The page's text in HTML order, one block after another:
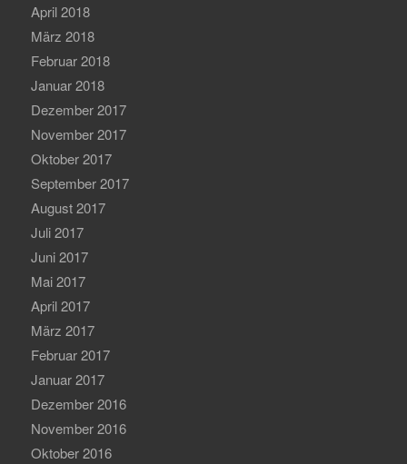
April 2018
März 2018
Februar 2018
Januar 2018
Dezember 2017
November 2017
Oktober 2017
September 2017
August 2017
Juli 2017
Juni 2017
Mai 2017
April 2017
März 2017
Februar 2017
Januar 2017
Dezember 2016
November 2016
Oktober 2016